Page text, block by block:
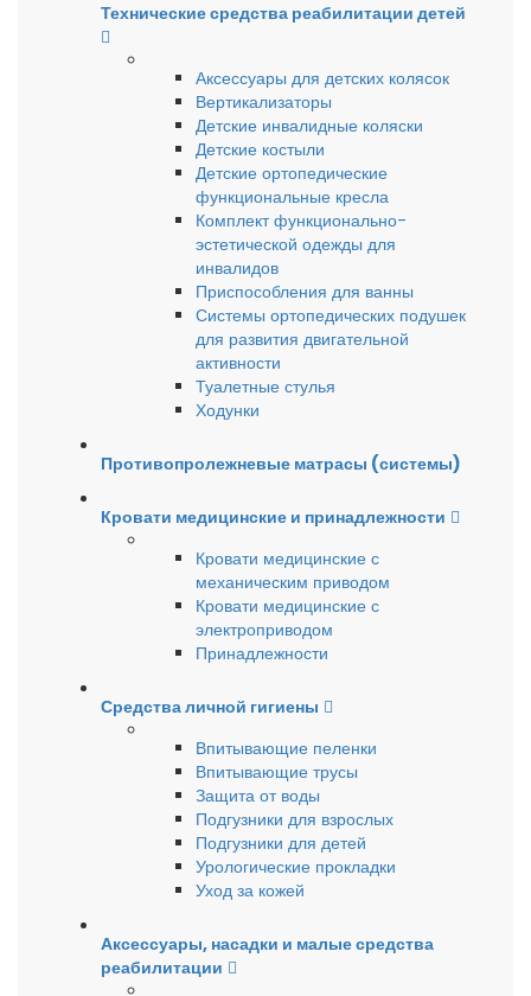
Технические средства реабилитации детей
Аксессуары для детских колясок
Вертикализаторы
Детские инвалидные коляски
Детские костыли
Детские ортопедические
функциональные кресла
Комплект функционально-
эстетической одежды для
инвалидов
Приспособления для ванны
Системы ортопедических подушек
для развития двигательной
активности
Туалетные стулья
Ходунки
Противопролежневые матрасы (системы)
Кровати медицинские и принадлежности
Кровати медицинские с
механическим приводом
Кровати медицинские с
электроприводом
Принадлежности
Средства личной гигиены
Впитывающие пеленки
Впитывающие трусы
Защита от воды
Подгузники для взрослых
Подгузники для детей
Урологические прокладки
Уход за кожей
Аксессуары, насадки и малые средства
реабилитации